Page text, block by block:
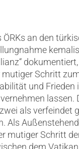
an den
Schritt
und Frieden
lassen.
als verfeindet
Schritt
dem